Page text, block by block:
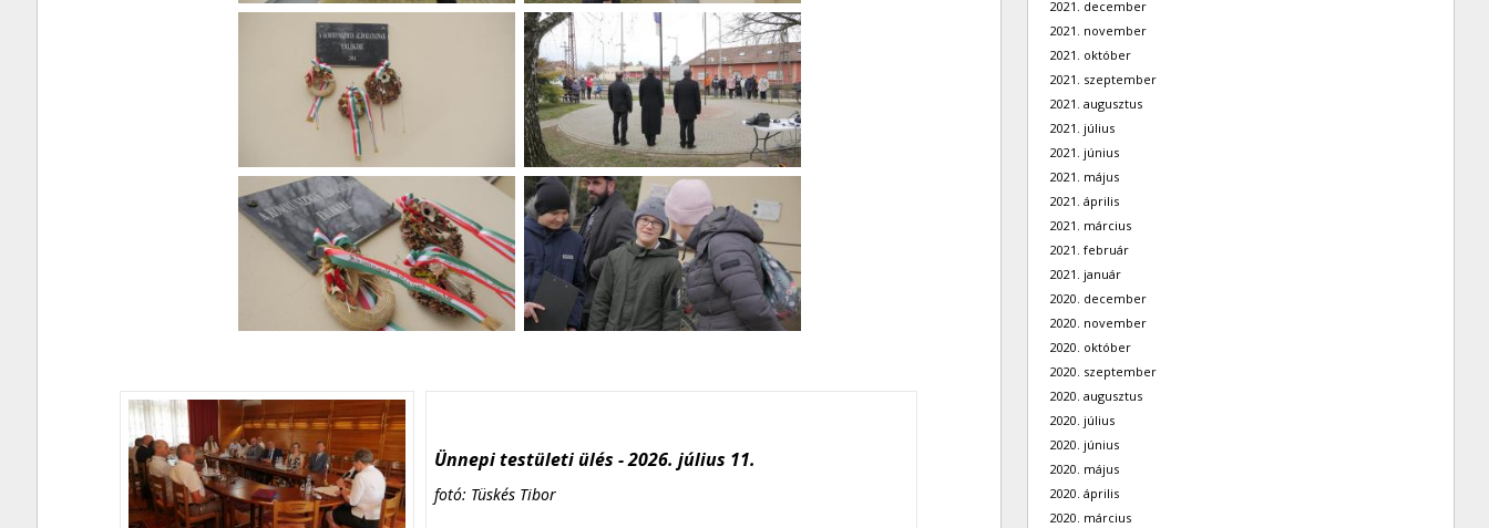
Ünnepi testületi ülés - 2026. július 11.
fotó: Tüskés Tibor
2021. december
2021. november
2021. október
2021. szeptember
2021. augusztus
2021. július
2021. június
2021. május
2021. április
2021. március
2021. február
2021. január
2020. december
2020. november
2020. október
2020. szeptember
2020. augusztus
2020. július
2020. június
2020. május
2020. április
2020. március